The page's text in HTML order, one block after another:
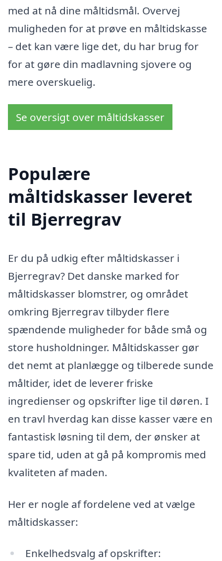
med at nå dine måltidsmål. Overvej
muligheden for at prøve en måltidskasse
– det kan være lige det, du har brug for
for at gøre din madlavning sjovere og
mere overskuelig.
Se oversigt over måltidskasser
Populære
måltidskasser leveret
til Bjerregrav
Er du på udkig efter måltidskasser i
Bjerregrav? Det danske marked for
måltidskasser blomstrer, og området
omkring Bjerregrav tilbyder flere
spændende muligheder for både små og
store husholdninger. Måltidskasser gør
det nemt at planlægge og tilberede sunde
måltider, idet de leverer friske
ingredienser og opskrifter lige til døren. I
en travl hverdag kan disse kasser være en
fantastisk løsning til dem, der ønsker at
spare tid, uden at gå på kompromis med
kvaliteten af maden.
Her er nogle af fordelene ved at vælge
måltidskasser:
Enkelhedsvalg af opskrifter: